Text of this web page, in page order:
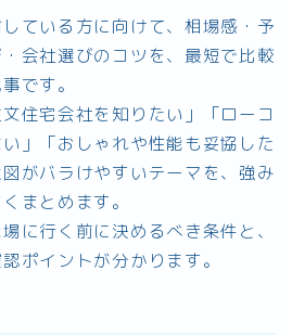
ジ
ている方に向けて、相場感・予
会社選びのコツを、最短で比較
です。
住宅会社を知りたい」「ローコ
」「おしゃれや性能も妥協した
がバラけやすいテーマを、強み
まとめます。
に行く前に決めるべき条件と、
ポイントが分かります。